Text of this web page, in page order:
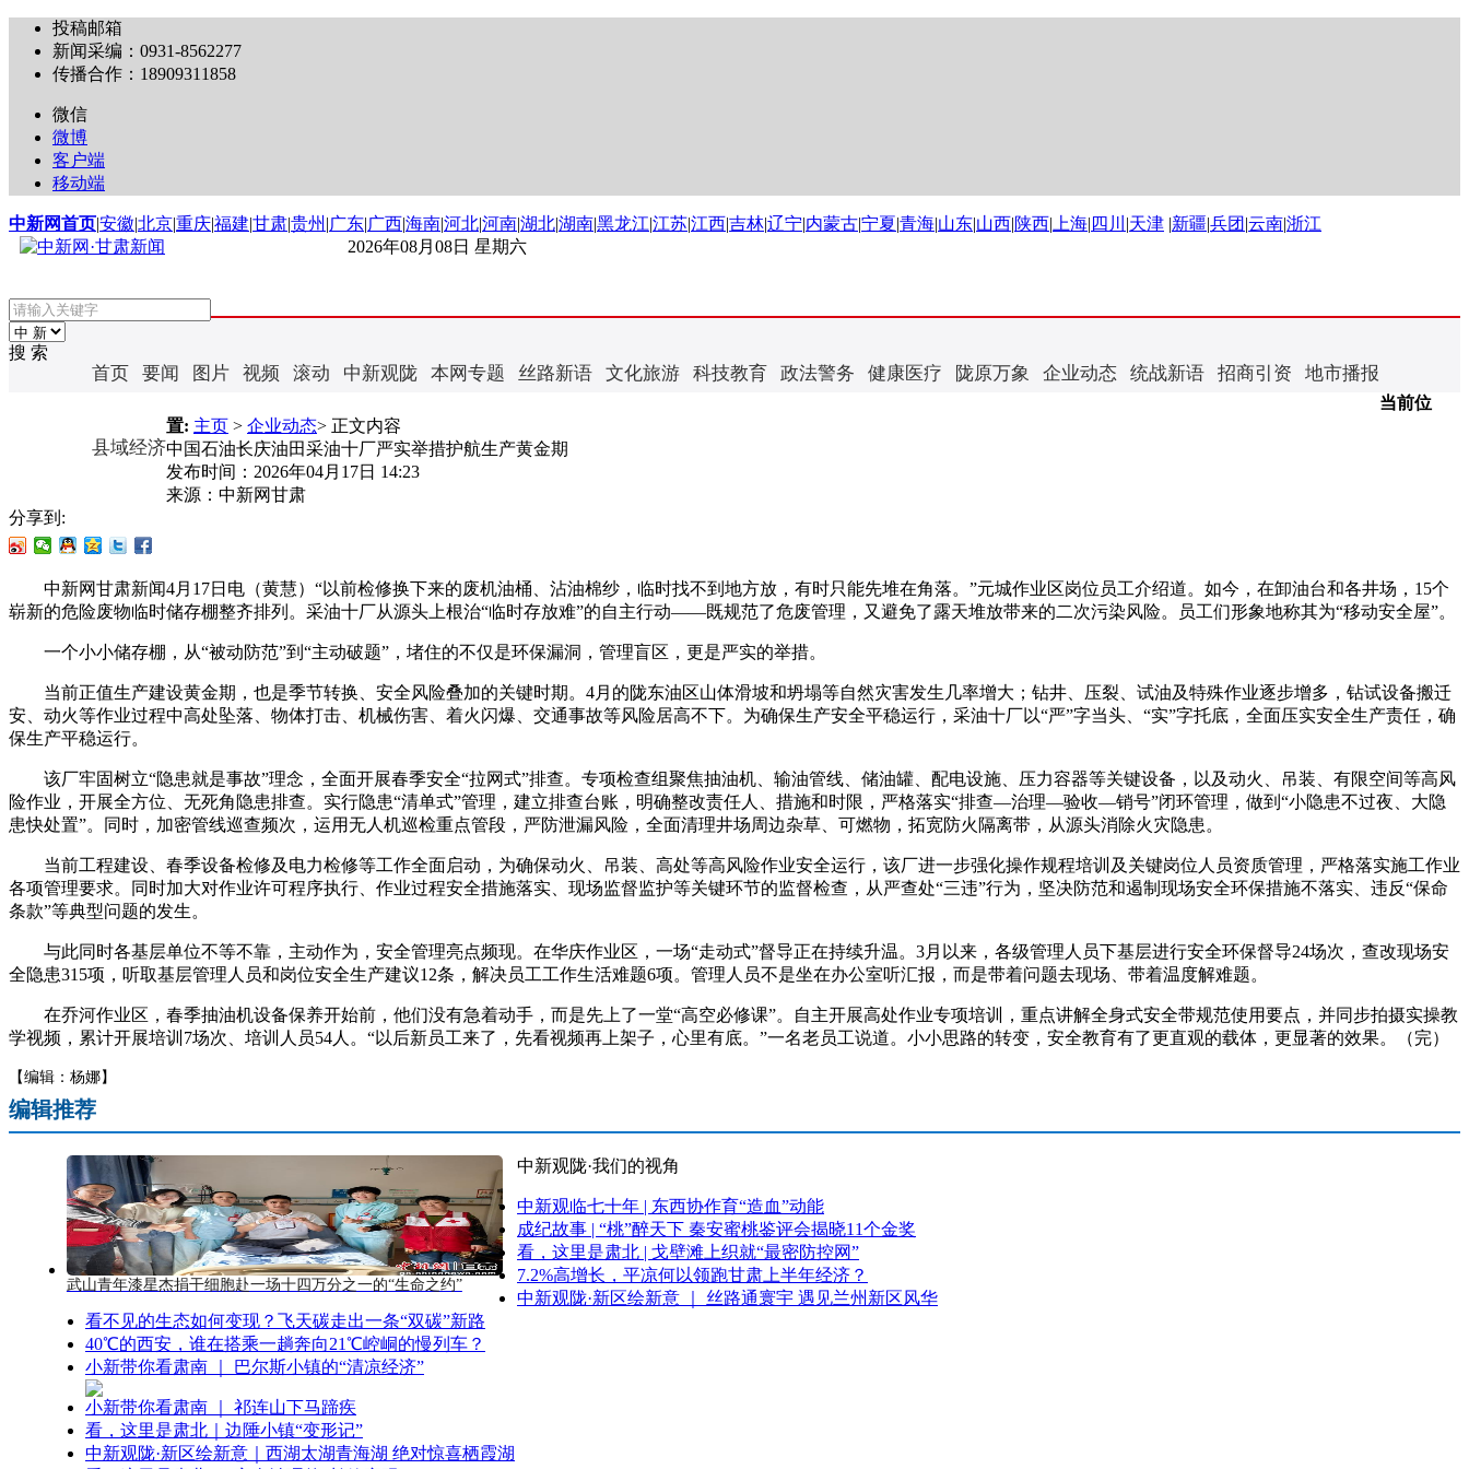
投稿邮箱
新闻采编：0931-8562277
传播合作：18909311858
微信
微博
客户端
移动端
中新网首页|安徽|北京|重庆|福建|甘肃|贵州 |广东|广西|海南|河北|河南|湖北|湖南|黑龙江|江苏|江西|吉林|辽宁|内蒙古|宁夏|青海|山东|山西|陕西| 上海| 四川 |天津 |新疆|兵团 |云南|浙江
2026年08月08日 星期六
搜 索
首页 要闻 图片 视频 滚动 中新观陇 本网专题 丝路新语 文化旅游 科技教育 政法警务 健康医疗 陇原万象 企业动态 统战新语 招商引资 地市播报
县域经济
当前位
置: 主页 > 企业动态> 正文内容
中国石油长庆油田采油十厂严实举措护航生产黄金期
发布时间： 2026年04月17日 14:23
来源： 中新网甘肃
分享到:
中新网甘肃新闻4月17日电（黄慧）“以前检修换下来的废机油桶、沾油棉纱，临时找不到地方放，有时只能先堆在角落。”元城作业区岗位员工介绍道。如今，在卸油台和各井场，15个
崭新的危险废物临时储存棚整齐排列。采油十厂从源头上根治“临时存放难”的自主行动——既规范了危废管理，又避免了露天堆放带来的二次污染风险。员工们形象地称其为“移动安全屋”。
一个小小储存棚，从“被动防范”到“主动破题”，堵住的不仅是环保漏洞，管理盲区，更是严实的举措。
当前正值生产建设黄金期，也是季节转换、安全风险叠加的关键时期。4月的陇东油区山体滑坡和坍塌等自然灾害发生几率增大；钻井、压裂、试油及特殊作业逐步增多，钻试设备搬迁
安、动火等作业过程中高处坠落、物体打击、机械伤害、着火闪爆、交通事故等风险居高不下。为确保生产安全平稳运行，采油十厂以“严”字当头、“实”字托底，全面压实安全生产责任，确
保生产平稳运行。
该厂牢固树立“隐患就是事故”理念，全面开展春季安全“拉网式”排查。专项检查组聚焦抽油机、输油管线、储油罐、配电设施、压力容器等关键设备，以及动火、吊装、有限空间等高风
险作业，开展全方位、无死角隐患排查。实行隐患“清单式”管理，建立排查台账，明确整改责任人、措施和时限，严格落实“排查—治理—验收—销号”闭环管理，做到“小隐患不过夜、大隐
患快处置”。同时，加密管线巡查频次，运用无人机巡检重点管段，严防泄漏风险，全面清理井场周边杂草、可燃物，拓宽防火隔离带，从源头消除火灾隐患。
当前工程建设、春季设备检修及电力检修等工作全面启动，为确保动火、吊装、高处等高风险作业安全运行，该厂进一步强化操作规程培训及关键岗位人员资质管理，严格落实施工作业
各项管理要求。同时加大对作业许可程序执行、作业过程安全措施落实、现场监督监护等关键环节的监督检查，从严查处“三违”行为，坚决防范和遏制现场安全环保措施不落实、违反“保命
条款”等典型问题的发生。
与此同时各基层单位不等不靠，主动作为，安全管理亮点频现。在华庆作业区，一场“走动式”督导正在持续升温。3月以来，各级管理人员下基层进行安全环保督导24场次，查改现场安
全隐患315项，听取基层管理人员和岗位安全生产建议12条，解决员工工作生活难题6项。管理人员不是坐在办公室听汇报，而是带着问题去现场、带着温度解难题。
在乔河作业区，春季抽油机设备保养开始前，他们没有急着动手，而是先上了一堂“高空必修课”。自主开展高处作业专项培训，重点讲解全身式安全带规范使用要点，并同步拍摄实操教
学视频，累计开展培训7场次、培训人员54人。“以后新员工来了，先看视频再上架子，心里有底。”一名老员工说道。小小思路的转变，安全教育有了更直观的载体，更显著的效果。（完）
【编辑：杨娜】
编辑推荐
武山青年漆星杰捐干细胞赴一场十四万分之一的“生命之约”
中新观陇·我们的视角
中新观临七十年 | 东西协作育“造血”动能
成纪故事 | “桃”醉天下 秦安蜜桃鉴评会揭晓11个金奖
看，这里是肃北 | 戈壁滩上织就“最密防控网”
7.2%高增长，平凉何以领跑甘肃上半年经济？
中新观陇·新区绘新意 ｜ 丝路通寰宇 遇见兰州新区风华
看不见的生态如何变现？飞天碳走出一条“双碳”新路
40℃的西安，谁在搭乘一趟奔向21℃崆峒的慢列车？
小新带你看肃南 ｜ 巴尔斯小镇的“清凉经济”
小新带你看肃南 ｜ 祁连山下马蹄疾
看，这里是肃北｜边陲小镇“变形记”
中新观陇·新区绘新意｜西湖太湖青海湖 绝对惊喜栖霞湖